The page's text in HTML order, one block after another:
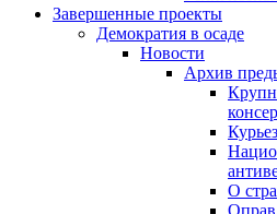
Завершенные проекты
Демократия в осаде
Новости
Архив
О